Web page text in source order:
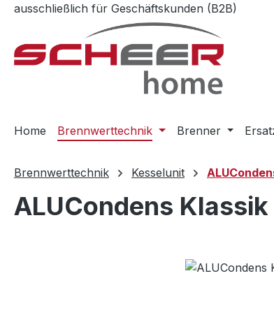
Hauptinhalt springen
Zur Suche springen
Zur Hauptnavigation springen
ausschließlich für Geschäftskunden (B2B)
Home Brennwerttechnik Brenner
Brennwerttechnik Kesselunit
ALUCondens